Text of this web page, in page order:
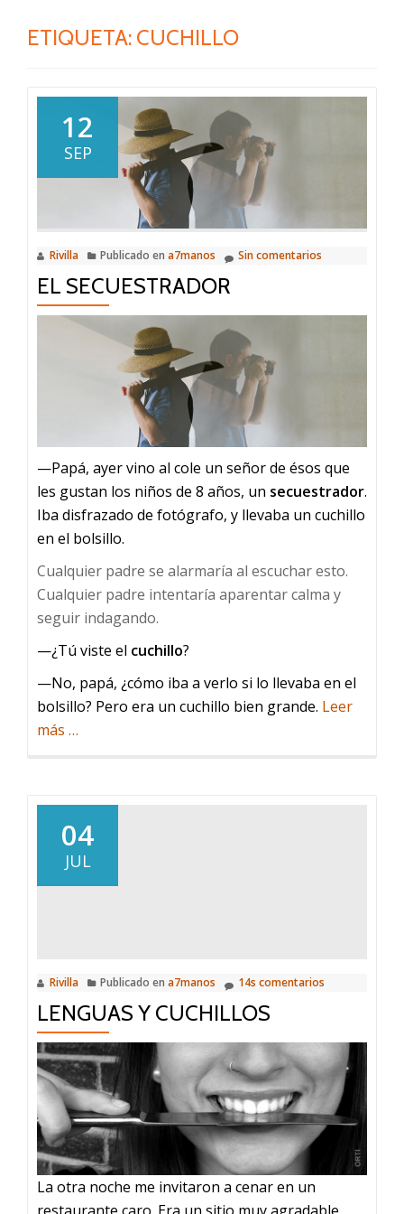
ETIQUETA: CUCHILLO
12
SEP
Rivilla Publicado en a7manos Sin comentarios
EL SECUESTRADOR
—Papá, ayer vino al cole un señor de ésos que
les gustan los niños de 8 años, un secuestrador.
Iba disfrazado de fotógrafo, y llevaba un cuchillo
en el bolsillo.
Cualquier padre se alarmaría al escuchar esto.
Cualquier padre intentaría aparentar calma y
seguir indagando.
—¿Tú viste el cuchillo?
—No, papá, ¿cómo iba a verlo si lo llevaba en el
bolsillo? Pero era un cuchillo bien grande. Leer
más acerca
…
04
JUL
Rivilla Publicado en a7manos 14s comentarios
LENGUAS Y CUCHILLOS
La otra noche me invitaron a cenar en un
restaurante caro. Era un sitio muy agradable,